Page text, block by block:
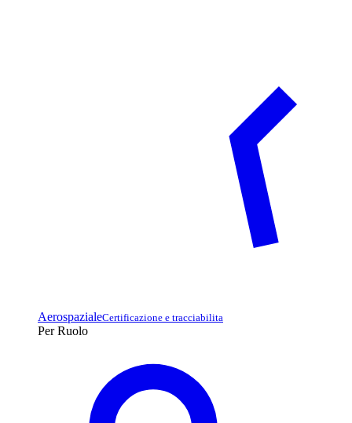
AerospazialeCertificazione e tracciabilita
Per Ruolo